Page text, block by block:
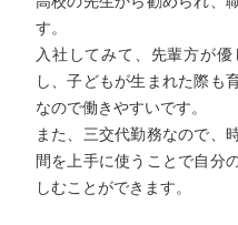
す。
入社してみて、先輩方が
し、子どもが生まれた際も
なので働きやすいです。
また、三交代勤務なので、
間を上手に使うことで自分
しむことができます。
地元開催の企業
味をもち、入社を
社内の雰囲気がよ
ので、安心して仕
三交代勤務ですが
やすく、道路の混
趣味やプライベー
社だと思います。
重機を扱う仕事は男性のものというイメージでしたが、高校生の時
会社から
また、有給休暇も取りやすいので、自分